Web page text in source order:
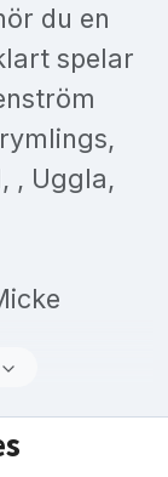
du en
spelar
, Uggla,